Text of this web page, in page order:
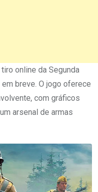
online da Segunda
breve. O jogo oferece
com gráficos
arsenal de armas